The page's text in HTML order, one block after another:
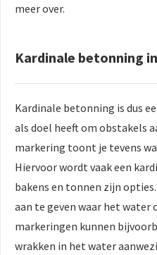
meer over.
Kardinale betonning
Kardinale betonning is dus
als doel heeft om obstakels
markering toont je tevens
Hiervoor wordt vaak een
bakens en tonnen zijn
aan te geven waar het water
markeringen kunnen
wrakken in het water